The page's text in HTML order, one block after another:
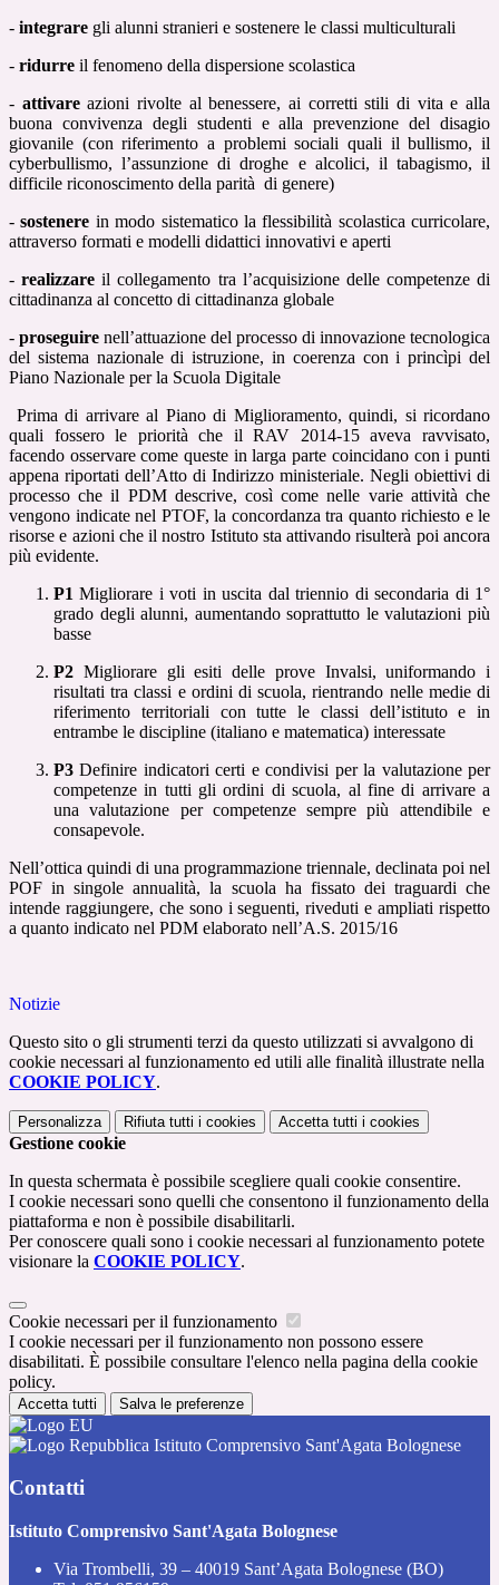
- integrare gli alunni stranieri e sostenere le classi multiculturali
- ridurre il fenomeno della dispersione scolastica
- attivareazioni rivolte al benessere, ai corretti stili di vita e alla
buona convivenza degli studenti e alla prevenzione del disagio
giovanile (con riferimento a problemi sociali quali il bullismo, il
cyberbullismo, l’assunzione di droghe e alcolici, il tabagismo, il
difficile riconoscimento della parità di genere)
-sostenere in modo sistematico la flessibilità scolastica curricolare,
attraverso formati e modelli didattici innovativi e aperti
-realizzare il collegamento tra l’acquisizione delle competenze di
cittadinanza al concetto di cittadinanza globale
- proseguire nell’attuazione del processo di innovazione tecnologica
del sistema nazionale di istruzione, in coerenza con i princìpi del
Piano Nazionale per la Scuola Digitale
Prima di arrivare al Piano di Miglioramento, quindi, si ricordano
quali fossero le priorità che il RAV 2014-15 aveva ravvisato,
facendo osservare come queste in larga parte coincidano con i punti
appena riportati dell’Atto di Indirizzo ministeriale. Negli obiettivi di
processo che il PDM descrive, così come nelle varie attività che
vengono indicate nel PTOF, la concordanza tra quanto richiesto e le
risorse e azioni che il nostro Istituto sta attivando risulterà poi ancora
più evidente.
P1 Migliorare i voti in uscita dal triennio di secondaria di 1°
grado degli alunni, aumentando soprattutto le valutazioni più
basse
P2 Migliorare gli esiti delle prove Invalsi, uniformando i
risultati tra classi e ordini di scuola, rientrando nelle medie di
riferimento territoriali con tutte le classi dell’istituto e in
entrambe le discipline (italiano e matematica) interessate
P3Definire indicatori certi e condivisi per la valutazione per
competenze in tutti gli ordini di scuola, al fine di arrivare a
una valutazione per competenze sempre più attendibile e
consapevole.
Nell’ottica quindi di una programmazione triennale, declinata poi nel
POF in singole annualità, la scuola ha fissato dei traguardi che
intende raggiungere, che sono i seguenti, riveduti e ampliati rispetto
a quanto indicato nel PDM elaborato nell’A.S. 2015/16
Notizie
Questo sito o gli strumenti terzi da questo utilizzati si avvalgono di
cookie necessari al funzionamento ed utili alle finalità illustrate nella
COOKIE POLICY.
Personalizza Rifiuta tutti i cookies Accetta tutti i cookies
Gestione cookie
In questa schermata è possibile scegliere quali cookie consentire.
I cookie necessari sono quelli che consentono il funzionamento della
piattaforma e non è possibile disabilitarli.
Per conoscere quali sono i cookie necessari al funzionamento potete
visionare la COOKIE POLICY.
Cookie necessari per il funzionamento
I cookie necessari per il funzionamento non possono essere
disabilitati. È possibile consultare l'elenco nella pagina della cookie
policy.
Accetta tutti Salva le preferenze
Istituto Comprensivo Sant'Agata Bolognese
Contatti
Istituto Comprensivo Sant'Agata Bolognese
Via Trombelli, 39 – 40019 Sant’Agata Bolognese (BO)